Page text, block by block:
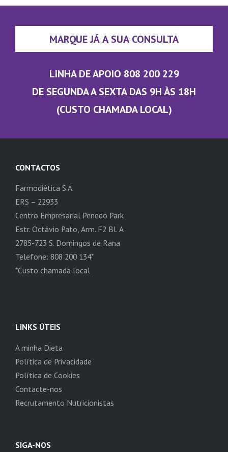
MARQUE JÁ A SUA CONSULTA
LINHA DE APOIO 808 200 229
DE SEGUNDA A SEXTA DAS 9H ÀS 18H
(CUSTO CHAMADA LOCAL)
CONTACTOS
Farmodiética S.A.
ERS – 22933
Centro Empresarial Penedo Park
Estr. Octávio Pato, Arm. F2 Bl. A
2785-723 S. Domingos de Rana
Telefone: 808 200 134*
*Custo chamada local
LINKS ÚTEIS
A minha Dieta
Política de Privacidade
Política de Cookies
Contacte-nos
Recrutamento Nutricionistas
SIGA-NOS